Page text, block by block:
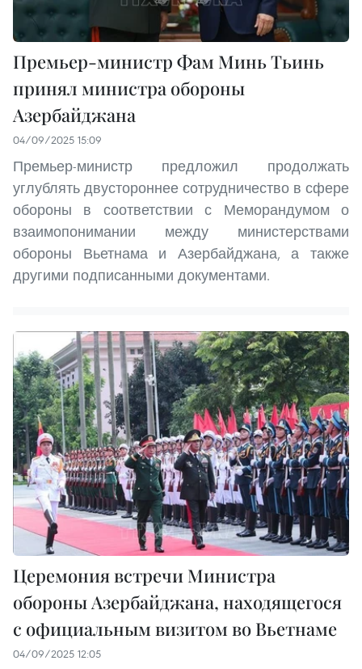
Премьер-министр Фам Минь Тьинь
принял министра обороны
Азербайджана
04/09/2025 15:09
Премьер-министр предложил продолжать
углублять двустороннее сотрудничество в сфере
обороны в соответствии с Меморандумом о
взаимопонимании между министерствами
обороны Вьетнама и Азербайджана, а также
другими подписанными документами.
Церемония встречи Министра
обороны Азербайджана, находящегося
с официальным визитом во Вьетнаме
04/09/2025 12:05